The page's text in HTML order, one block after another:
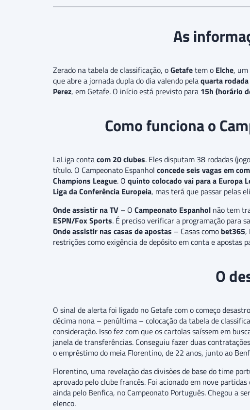
As
Zerado na tabela de classificação, oGetafetem o Elche,
que abre a jornada dupla do dia valendo pelaquarta rodada
Perez, em Getafe. O início está previsto para 15h (horário
Como funciona o
LaLiga contacom 20 clubes. Eles disputam 38 rodadas
título. O Campeonato Espanhol concede seis vagas em
Champions League. O quinto colocado vai para a Europa
Liga da Conferência Europeia, mas terá que passar pelas
Onde assistir na TV – O Campeonato Espanhol não tem
ESPN/Fox Sports. É preciso verificar a programação para
Onde assistir nas casas de apostas – Casas como bet365,
restrições como exigência de depósito em conta e apostas
O
O sinal de alerta foi ligado no Getafe com o começo
décima nona – penúltima – colocação da tabela de
consideração. Isso fez com que os cartolas saíssem em
janela de transferências. Conseguiu fazer duas
o empréstimo do meia Florentino, de 22 anos, junto ao
Florentino, uma revelação das divisões de base do time
aprovado pelo clube francês. Foi acionado em nove
ainda pelo Benfica, no Campeonato Português. Chegou a
elenco.